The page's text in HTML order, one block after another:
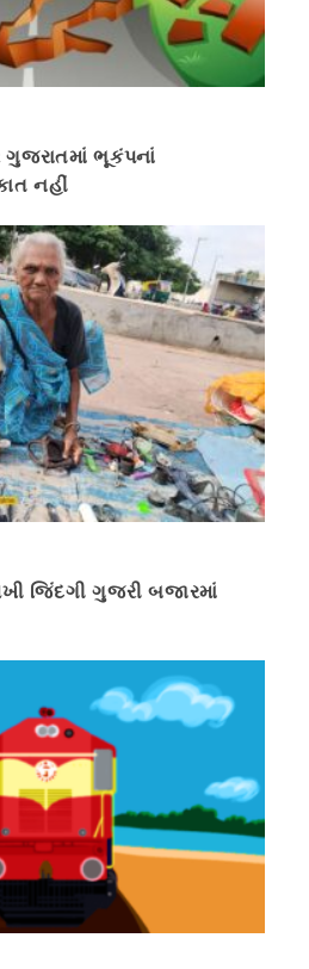
ભૂકંપનાં
નહીં
જિંદગી ગુજરી બજારમાં